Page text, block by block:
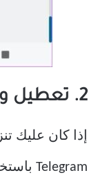
2. تعطيل وضع توفير البيانات
إذا كان عليك